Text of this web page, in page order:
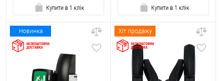
Купити в 1 клік Купити в 1 клік
Новинка Хіт продажу